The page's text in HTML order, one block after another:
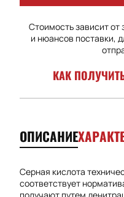
Стоимость зависит от
и нюансов поставки,
КАК
ОПИСАНИЕ
Серная кислота
соответствует